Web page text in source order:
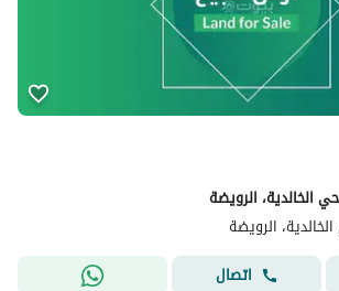
الخالدية، الرويضة
اتصال